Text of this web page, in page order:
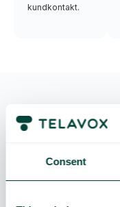
Consent
kundkontakt.
Freshdesk?